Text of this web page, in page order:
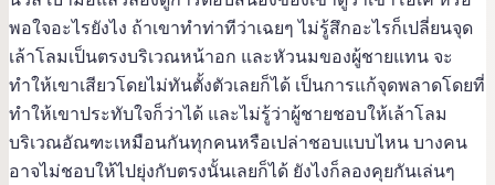
พอใจอะไรยังไง ถ้าเขาทำท่าทีว่าเฉยๆ ไม่รู้สึกอะไรก็เปลี่ยนจุด
เล้าโลมเป็นตรงบริเวณหน้าอก และหัวนมของผู้ชายแทน จะ
ทำให้เขาเสียวโดยไม่ทันตั้งตัวเลยก็ได้ เป็นการแก้จุดพลาดโดยที่
ทำให้เขาประทับใจก็ว่าได้ และไม่รู้ว่าผู้ชายชอบให้เล้าโลม
บริเวณอัณฑะเหมือนกันทุกคนหรือเปล่าชอบแบบไหน บางคน
อาจไม่ชอบให้ไปยุ่งกับตรงนั้นเลยก็ได้ ยังไงก็ลองคุยกันเล่นๆ